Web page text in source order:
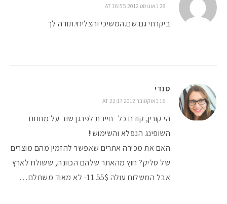
28 באוגוסט 2012 AT 16:55
ביקרתי גם שם.המשיכי והצליחי.תודה לך
סנדי
16 באוקטובר 2012 AT 22:17
הי קורין, קודם כל- חייבת לפרגן שוב על מתחם
השופינג הנפלא והשימושי!
האם את מכירה אתרים שאפשר להזמין מהם מוצרים
של סליק? חוץ מהאתר שלהם הכוונה, ששולח לארץ
אבל המשלוח עולה 11.55$- לא מאוד משתלם…